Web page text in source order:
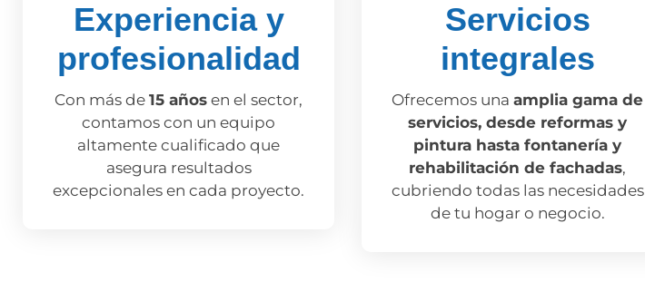
Experiencia y
profesionalidad
Con más de15 años en el sector,
contamos con un equipo
altamente cualificado que
asegura resultados
excepcionales en cada proyecto.
Servicios
integrales
Ofrecemos unaamplia gama de
servicios, desde reformas y
pintura hasta fontanería y
rehabilitación de fachadas,
cubriendo todas las necesidades
de tu hogar o negocio.